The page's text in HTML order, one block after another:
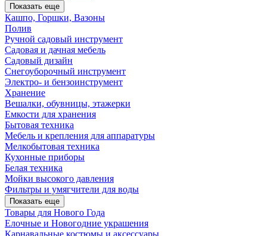
Показать еще
Кашпо, Горшки, Вазоны
Полив
Ручной садовый инструмент
Садовая и дачная мебель
Садовый дизайн
Снегоуборочный инструмент
Электро- и бензоинструмент
Хранение
Вешалки, обувницы, этажерки
Емкости для хранения
Бытовая техника
Мебель и крепления для аппаратуры
Мелкобытовая техника
Кухонные приборы
Белая техника
Мойки высокого давления
Фильтры и умягчители для воды
Показать еще
Товары для Нового Года
Елочные и Новогодние украшения
Карнавальные костюмы и аксессуары